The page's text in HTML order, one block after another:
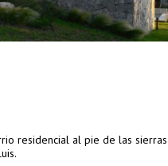
residencial al pie de las sierras